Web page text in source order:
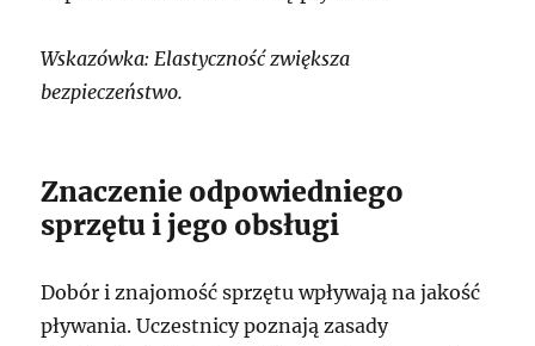
Wskazówka: Elastyczność zwiększa
bezpieczeństwo.
Znaczenie odpowiedniego
sprzętu i jego obsługi
Dobór i znajomość sprzętu wpływają na jakość
pływania. Uczestnicy poznają zasady